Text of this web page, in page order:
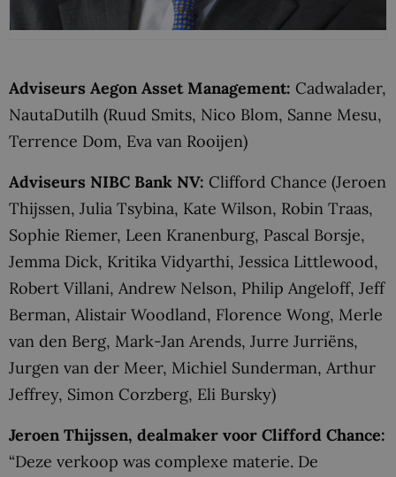
Adviseurs Aegon Asset Management: Cadwalader,
NautaDutilh (Ruud Smits, Nico Blom, Sanne Mesu,
Terrence Dom, Eva van Rooijen)
Adviseurs NIBC Bank NV: Clifford Chance (Jeroen
Thijssen, Julia Tsybina, Kate Wilson, Robin Traas,
Sophie Riemer, Leen Kranenburg, Pascal Borsje,
Jemma Dick, Kritika Vidyarthi, Jessica Littlewood,
Robert Villani, Andrew Nelson, Philip Angeloff, Jeff
Berman, Alistair Woodland, Florence Wong, Merle
van den Berg, Mark-Jan Arends, Jurre Jurriëns,
Jurgen van der Meer, Michiel Sunderman, Arthur
Jeffrey, Simon Corzberg, Eli Bursky)
Jeroen Thijssen, dealmaker voor Clifford Chance:
“Deze verkoop was complexe materie. De